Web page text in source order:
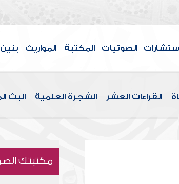
الصوتيات المكتبة المواريث
القراءات العشر الشجرة العلمية البث
مكتبتك